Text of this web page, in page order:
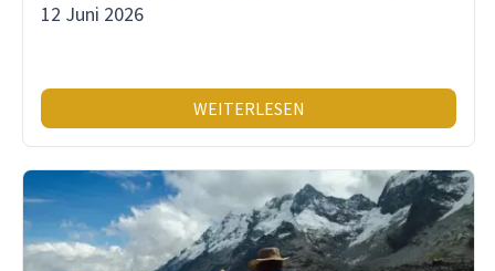
12 Juni 2026
WEITERLESEN